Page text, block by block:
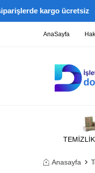
kargo ücretsiz
AnaSayfa
Anasayfa